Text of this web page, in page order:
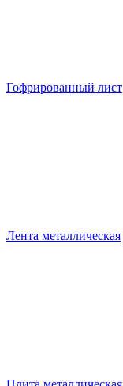
Гофрированный лист
Лента металлическая